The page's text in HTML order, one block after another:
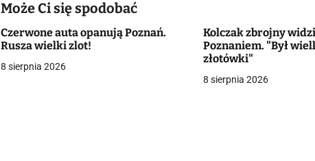
w
i
g
Może Ci się spodobać
Czerwone auta opanują Poznań.
Rusza wielki zlot!
8 sierpnia 2026
Kolczak zbrojny
Poznaniem. "Był
złotówki"
8 sierpnia 2026